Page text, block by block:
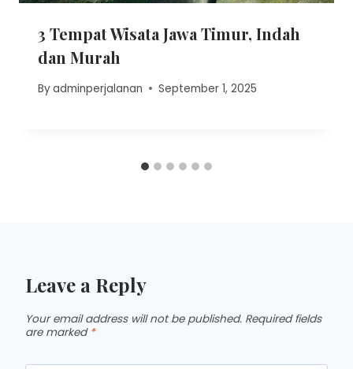
3 Tempat Wisata Jawa Timur, Indah
dan Murah
Byadminperjalanan September 1, 2025
Leave a Reply
Your email address will not be published. Required fields
are marked *